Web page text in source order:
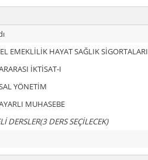
EMEKLİLİK HAYAT SAĞLIK SİGORTALARI
İKTİSAT-I
YÖNETİM
MUHASEBE
DERSLER(3 DERS SEÇİLECEK)